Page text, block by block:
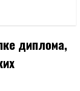
диплома,